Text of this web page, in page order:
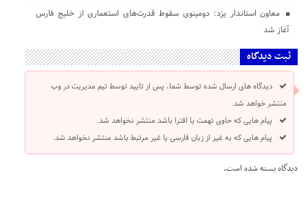
معاون استاندار یزد: دومینوی سقوط قدرت‌های استعماری از خلیج فارس
آغاز شد
ثبت دیدگاه
دیدگاه های ارسال شده توسط شما، پس از تایید توسط تیم مدیریت در وب
منتشر خواهد شد.
پیام هایی که حاوی تهمت یا افترا باشد منتشر نخواهد شد.
پیام هایی که به غیر از زبان فارسی یا غیر مرتبط باشد منتشر نخواهد شد.
دیدگاه بسته شده است.